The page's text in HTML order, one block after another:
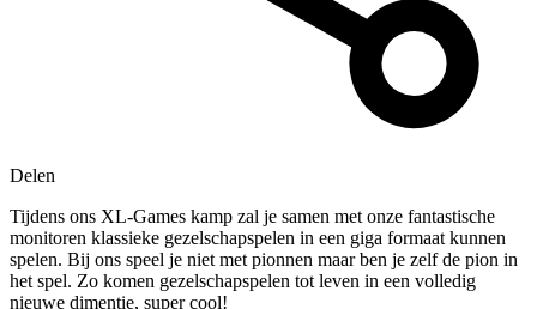
Delen
Tijdens ons XL-Games kamp zal je samen met onze fantastische
monitoren klassieke gezelschapspelen in een giga formaat kunnen
spelen. Bij ons speel je niet met pionnen maar ben je zelf de pion in
het spel. Zo komen gezelschapspelen tot leven in een volledig
nieuwe dimentie, super cool!